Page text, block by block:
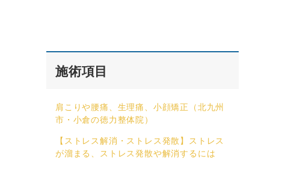
施術項目
肩こりや腰痛、生理痛、小顔矯正（北九州
市・小倉の徳力整体院）
【ストレス解消・ストレス発散】ストレス
が溜まる、ストレス発散や解消するには